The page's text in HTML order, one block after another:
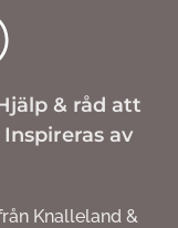
& råd att
av
Knalleland &